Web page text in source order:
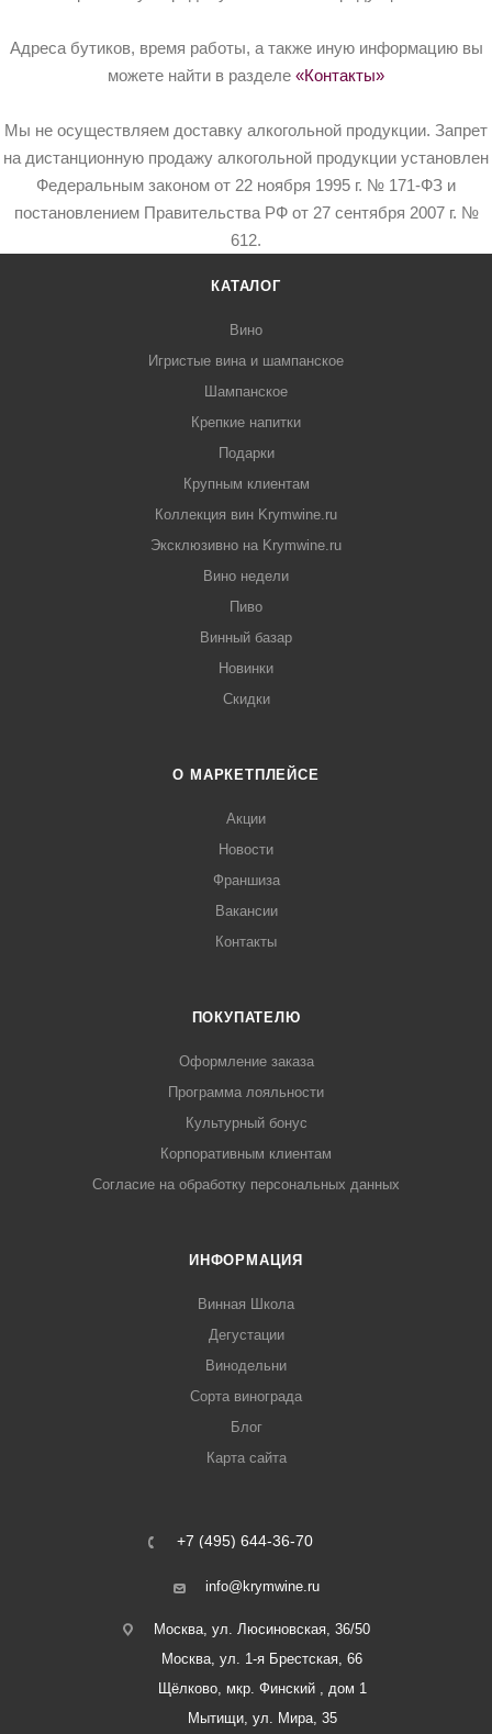
Адреса бутиков, время работы, а также иную информацию вы
можете найти в разделе «Контакты»
Мы не осуществляем доставку алкогольной продукции. Запрет
на дистанционную продажу алкогольной продукции установлен
Федеральным законом от 22 ноября 1995 г. № 171-ФЗ и
постановлением Правительства РФ от 27 сентября 2007 г. №
612.
КАТАЛОГ
Вино
Игристые вина и шампанское
Шампанское
Крепкие напитки
Подарки
Крупным клиентам
Коллекция вин Krymwine.ru
Эксклюзивно на Krymwine.ru
Вино недели
Пиво
Винный базар
Новинки
Скидки
О МАРКЕТПЛЕЙСЕ
Акции
Новости
Франшиза
Вакансии
Контакты
ПОКУПАТЕЛЮ
Оформление заказа
Программа лояльности
Культурный бонус
Корпоративным клиентам
Согласие на обработку персональных данных
ИНФОРМАЦИЯ
Винная Школа
Дегустации
Винодельни
Сорта винограда
Блог
Карта сайта
+7 (495) 644-36-70
info@krymwine.ru
Москва, ул. Люсиновская, 36/50
Москва, ул. 1-я Брестская, 66
Щёлково, мкр. Финский , дом 1
Мытищи, ул. Мира, 35